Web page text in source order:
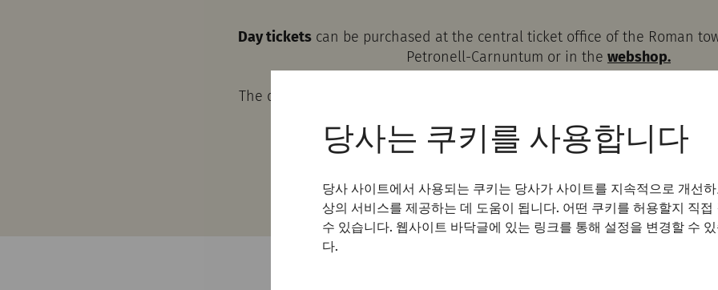
당사는 쿠키를 사용합니다
당사 사이트에서 사용되는 쿠키는 당사가 사이트를 지속적으로 개선하
상의 서비스를 제공하는 데 도움이 됩니다. 어떤 쿠키를 허용할지 직접
수 있습니다. 웹사이트 바닥글에 있는 링크를 통해 설정을 변경할 수
다.
Day ticketscan be purchased at the central ticket office of the Roman
Petronell-Carnuntum or in the webshop.
The day ticket is valid for admission to the
The amphitheaters and the Pagan Gate arefreely accessible